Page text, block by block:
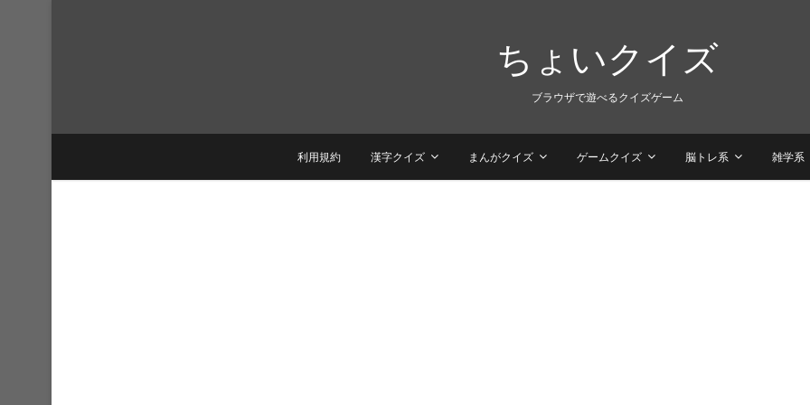
ちょいクイズ
ブラウザで遊べるクイズゲーム
利用規約 漢字クイズ まんがクイズ ゲームクイズ 脳トレ系 雑学系